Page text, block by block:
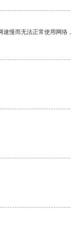
慢而无法正常使用网络